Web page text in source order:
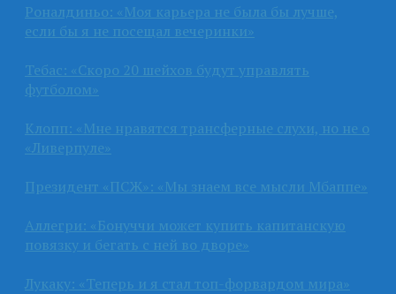
Роналдиньо: «Моя карьера не была бы лучше,
если бы я не посещал вечеринки»
Тебас: «Скоро 20 шейхов будут управлять
футболом»
Клопп: «Мне нравятся трансферные слухи, но не о
«Ливерпуле»
Президент «ПСЖ»: «Мы знаем все мысли Мбаппе»
Аллегри: «Бонуччи может купить капитанскую
повязку и бегать с ней во дворе»
Лукаку: «Теперь и я стал топ-форвардом мира»